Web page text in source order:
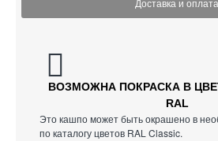
ВОЗМОЖНА ПОКРАСКА В
RAL
Это кашпо может быть окрашено в
по каталогу цветов RAL Classic.
Доставка и оплата